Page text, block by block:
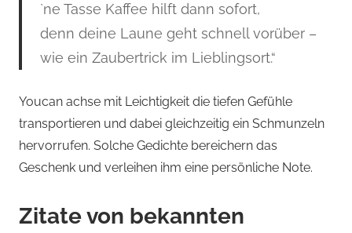
`ne Tasse Kaffee hilft dann sofort,
denn deine Laune geht schnell vorüber –
wie ein Zaubertrick im Lieblingsort.“
Youcan achse mit Leichtigkeit die tiefen Gefühle
transportieren und dabei gleichzeitig ein Schmunzeln
hervorrufen. Solche Gedichte bereichern das
Geschenk und verleihen ihm eine persönliche Note.
Zitate von bekannten